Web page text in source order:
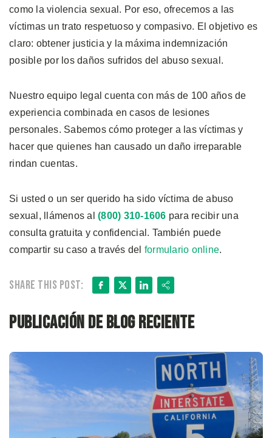
como la violencia sexual. Por eso, ofrecemos a las
víctimas un trato respetuoso y compasivo. El objetivo es
claro: obtener justicia y la máxima indemnización
posible por los daños sufridos del abuso sexual.
Nuestro equipo legal cuenta con más de 100 años de
experiencia combinada en casos de lesiones
personales. Sabemos cómo proteger a las víctimas y
hacer que quienes han causado un daño irreparable
rindan cuentas.
Si usted o un ser querido ha sido víctima de abuso
sexual, llámenos al (800) 310-1606 para recibir una
consulta gratuita y confidencial. También puede
compartir su caso a través del formulario online.
Share this post: Facebook
X LinkedIn
Share
Publicación de blog reciente